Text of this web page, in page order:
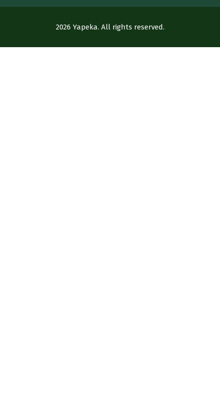
2026 Yapeka. All rights reserved.